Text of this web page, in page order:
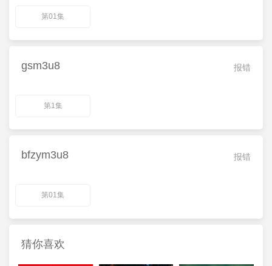
第01集
报错
gsm3u8
第1集
报错
bfzym3u8
第01集
猜你喜欢